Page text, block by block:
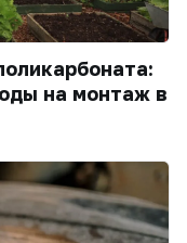
на монтаж в